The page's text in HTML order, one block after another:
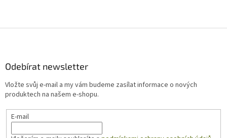
Odebírat newsletter
Vložte svůj e-mail a my vám budeme zasílat informace o nových
produktech na našem e-shopu.
E-mail